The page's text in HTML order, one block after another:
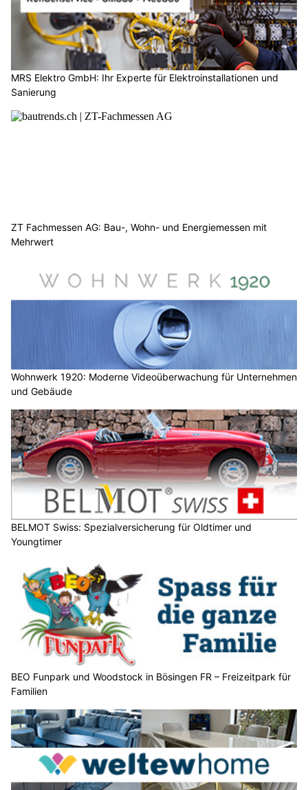
MRS Elektro GmbH: Ihr Experte für Elektroinstallationen und
Sanierung
ZT Fachmessen AG: Bau-, Wohn- und Energiemessen mit
Mehrwert
Wohnwerk 1920: Moderne Videoüberwachung für Unternehmen
und Gebäude
BELMOT Swiss: Spezialversicherung für Oldtimer und
Youngtimer
BEO Funpark und Woodstock in Bösingen FR – Freizeitpark für
Familien